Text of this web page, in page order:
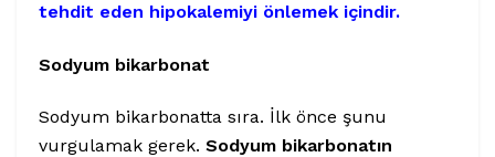
tehdit eden hipokalemiyi önlemek içindir.
Sodyum bikarbonat
Sodyum bikarbonatta sıra. İlk önce şunu
vurgulamak gerek. Sodyum bikarbonatın